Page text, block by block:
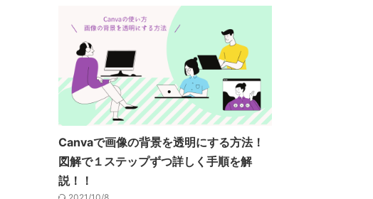
Canvaで画像の背景を透明にする方法！
図解で１ステップずつ詳しく手順を解
説！！